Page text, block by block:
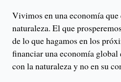
Vivimos en una economía que
naturaleza. El que
de lo que hagamos en los
financiar una economía global
con la naturaleza y no en su